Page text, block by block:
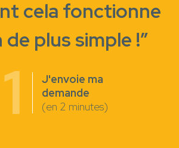
cela fonctionne
de plus simple !”
1
J'envoie ma
demande
(en 2 minutes)